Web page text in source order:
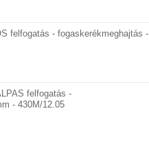
felfogatás - fogaskerékmeghajtás -
felfogatás -
- 430M/12.05